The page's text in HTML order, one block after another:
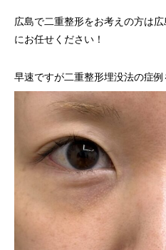
広島で二重整形をお考えの方は
にお任せください！
早速ですが二重整形埋没法の症例